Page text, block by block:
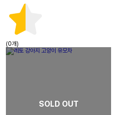
(0개)
SOLD OUT